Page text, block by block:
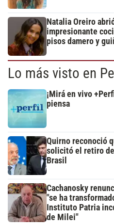
Natalia Oreiro
impresionante
pisos damero y
Lo más visto en
¡Mirá en vivo
piensa
Quirno reconoció
solicitó el retiro
Brasil
Cachanosky
"se ha
Instituto Patria
de Milei"